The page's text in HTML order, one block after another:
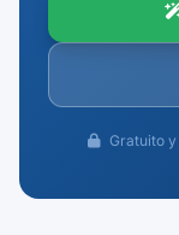
Gratuito